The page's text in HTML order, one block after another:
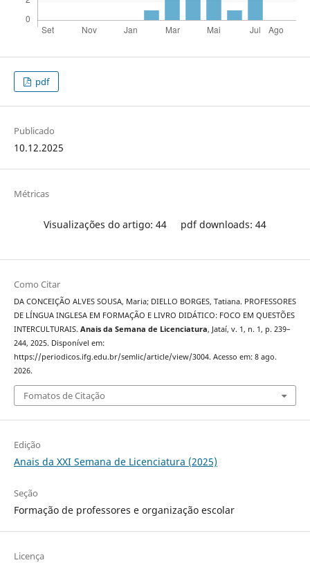
pdf
Publicado
10.12.2025
Métricas
Visualizações do artigo: 44 pdf downloads: 44
Como Citar
DA CONCEIÇÃO ALVES SOUSA, Maria; DIELLO BORGES, Tatiana. PROFESSORES
DE LÍNGUA INGLESA EM FORMAÇÃO E LIVRO DIDÁTICO: FOCO EM QUESTÕES
INTERCULTURAIS. Anais da Semana de Licenciatura, Jataí, v. 1, n. 1, p. 239–
244, 2025. Disponível em:
https://periodicos.ifg.edu.br/semlic/article/view/3004. Acesso em: 8 ago.
2026.
Fomatos de Citação
Edição
Anais da XXI Semana de Licenciatura (2025)
Seção
Formação de professores e organização escolar
Licença